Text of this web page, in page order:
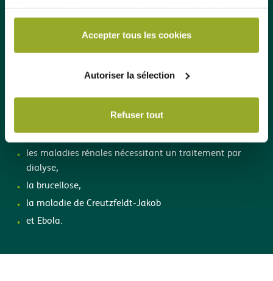
cookies par DKV ou sur la manière de bloquer et/ou de
supprimer les cookies, veuillez consulter notre
déclaration relative aux cookies, disponible au bas de
Accepter tous les cookies
Autoriser la sélection
Refuser tout
l’hépatite virale,
le choléra,
la mucoviscidose,
les maladies rénales nécessitant un traitement par
dialyse,
la brucellose,
la maladie de Creutzfeldt-Jakob
et Ebola.